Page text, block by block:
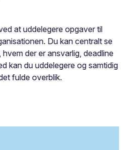
at uddelegere opgaver til
Du kan centralt se
der er ansvarlig, deadline
kan du uddelegere og samtidig
fulde overblik.